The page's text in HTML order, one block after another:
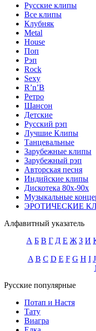
Русские клипы
Все клипы
Клубняк
Metal
House
Поп
Рэп
Rock
Sexy
R’n’B
Ретро
Шансон
Детские
Русский рэп
Лучшие Клипы
Танцевальные
Зарубежные клипы
Зарубежный рэп
Авторская песня
Индийские клипы
Дискотека 80х-90х
Музыкальные
ЭРОТИЧЕСКИЕ
Алфавитный указатель
А Б В Г Д Е Ж З И
A B C D E F G H I J
1
Русские популярные
Потап и Настя
Тату
Виагра